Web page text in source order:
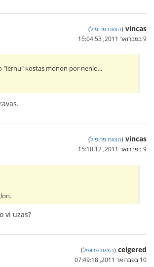
vincas
(הצגת פרופיל)
9 בפברואר 2011, 15:04:53
"lernu" kostas monon por nenio...
vincas
(הצגת פרופיל)
9 בפברואר 2011, 15:10:12
vi uzas?
ceigered
(הצגת פרופיל)
10 בפברואר 2011, 07:49:18